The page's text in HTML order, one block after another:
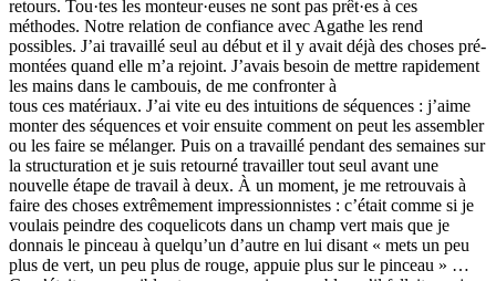
retours. Tou·tes les monteur·euses ne sont pas prêt·es à ces
méthodes. Notre relation de confiance avec Agathe les rend
possibles. J’ai travaillé seul au début et il y avait déjà des choses pré-
montées quand elle m’a rejoint. J’avais besoin de mettre rapidement
les mains dans le cambouis, de me confronter à
tous ces matériaux. J’ai vite eu des intuitions de séquences : j’aime
monter des séquences et voir ensuite comment on peut les assembler
ou les faire se mélanger. Puis on a travaillé pendant des semaines sur
la structuration et je suis retourné travailler tout seul avant une
nouvelle étape de travail à deux. À un moment, je me retrouvais à
faire des choses extrêmement impressionnistes : c’était comme si je
voulais peindre des coquelicots dans un champ vert mais que je
donnais le pinceau à quelqu’un d’autre en lui disant « mets un peu
plus de vert, un peu plus de rouge, appuie plus sur le pinceau » …